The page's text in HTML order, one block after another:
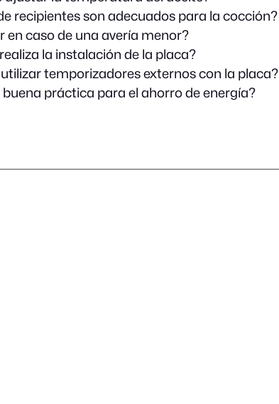
recipientes son adecuados para la cocción?
en caso de una avería menor?
la instalación de la placa?
utilizar temporizadores externos con la placa?
buena práctica para el ahorro de energía?